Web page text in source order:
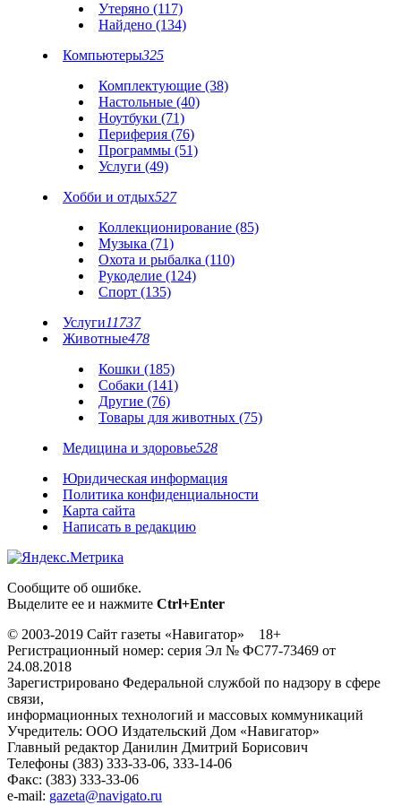
Утеряно (117)
Найдено (134)
Компьютеры325
Комплектующие (38)
Настольные (40)
Ноутбуки (71)
Периферия (76)
Программы (51)
Услуги (49)
Хобби и отдых527
Коллекционирование (85)
Музыка (71)
Охота и рыбалка (110)
Рукоделие (124)
Спорт (135)
Услуги11737
Животные478
Кошки (185)
Собаки (141)
Другие (76)
Товары для животных (75)
Медицина и здоровье528
Юридическая информация
Политика конфиденциальности
Карта сайта
Написать в редакцию
Сообщите об ошибке.
Выделите ее и нажмите Ctrl+Enter
© 2003-2019 Сайт газеты «Навигатор» 18+
Регистрационный номер: серия Эл № ФС77-73469 от
24.08.2018
Зарегистрировано Федеральной службой по надзору в сфере
связи,
информационных технологий и массовых коммуникаций
Учредитель: ООО Издательский Дом «Навигатор»
Главный редактор Данилин Дмитрий Борисович
Телефоны (383) 333-33-06, 333-14-06
Факс: (383) 333-33-06
e-mail: gazeta@navigato.ru